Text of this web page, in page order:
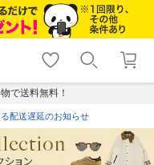
shopping_cart lock_outline
ログイン
で送料無料！
配送遅延のお知らせ